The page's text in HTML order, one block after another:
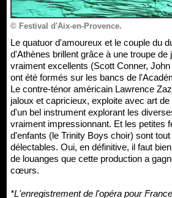
© Festival d'Aix-en-Provence.
Le quatuor d'amoureux et le couple du duc et de la duchesse
d'Athènes brillent grâce à une troupe de
vraiment excellents (Scott Conner,
ont été formés sur les bancs de
Le contre-ténor américain Lawrence
jaloux et capricieux, exploite avec art
d'un bel instrument explorant les
vraiment impressionnant. Et les petites
d'enfants (le Trinity Boys choir) sont
délectables. Oui, en définitive, il faut
de louanges que cette production a
cœurs.
*L'enregistrement de l'opéra pour